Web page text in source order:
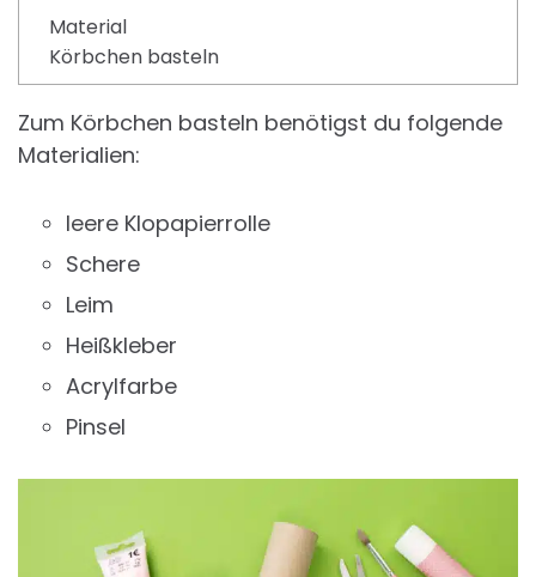
Material
Körbchen basteln
Zum Körbchen basteln benötigst du folgende
Materialien:
leere Klopapierrolle
Schere
Leim
Heißkleber
Acrylfarbe
Pinsel